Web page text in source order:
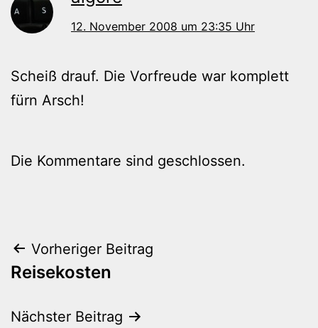
12. November 2008 um 23:35 Uhr
Scheiß drauf. Die Vorfreude war komplett
fürn Arsch!
Die Kommentare sind geschlossen.
Beitragsnavigation
Vorheriger Beitrag
Reisekosten
Nächster Beitrag